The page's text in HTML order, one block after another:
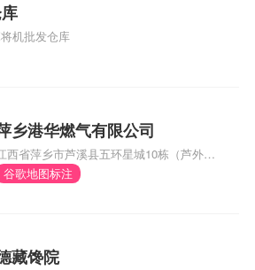
机批发仓库
乡港华燃气有限公司
西省萍乡市芦溪县五环星城10栋（芦外和
育馆对面）
谷歌地图标注
藏馋院